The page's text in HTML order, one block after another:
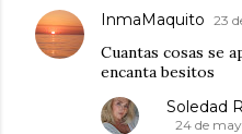
InmaMaquito 23
Cuantas cosas se
encanta besitos
Soledad
24 de